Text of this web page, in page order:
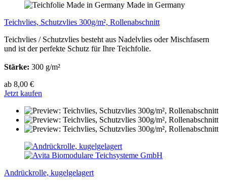
Made in Germany
Teichvlies, Schutzvlies 300g/m², Rollenabschnitt
Teichvlies / Schutzvlies besteht aus Nadelvlies oder Mischfasern
und ist der perfekte Schutz für Ihre Teichfolie.
Stärke: 300 g/m²
ab 8,00 €
Jetzt kaufen
Andrückrolle, kugelgelagert